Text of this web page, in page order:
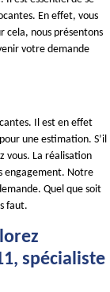
En effet, vous
cela, nous présentons
votre demande
Il est en effet
une estimation. S’il
vous. La réalisation
engagement. Notre
Quel que soit
faut.
spécialiste